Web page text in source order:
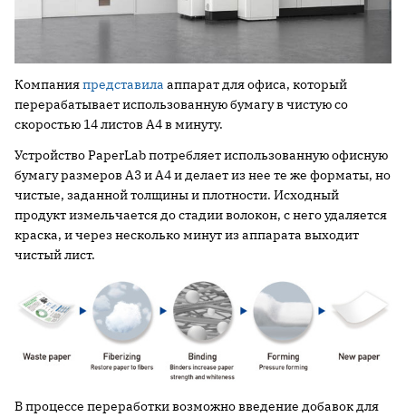
Компанияпредставила аппарат для офиса, который
перерабатывает использованную бумагу в чистую со
скоростью 14 листов A4 в минуту.
Устройство PaperLab потребляет использованную офисную
бумагу размеров А3 и А4 и делает из нее те же форматы, но
чистые, заданной толщины и плотности. Исходный
продукт измельчается до стадии волокон, с него удаляется
краска, и через несколько минут из аппарата выходит
чистый лист.
В процессе переработки возможно введение добавок для